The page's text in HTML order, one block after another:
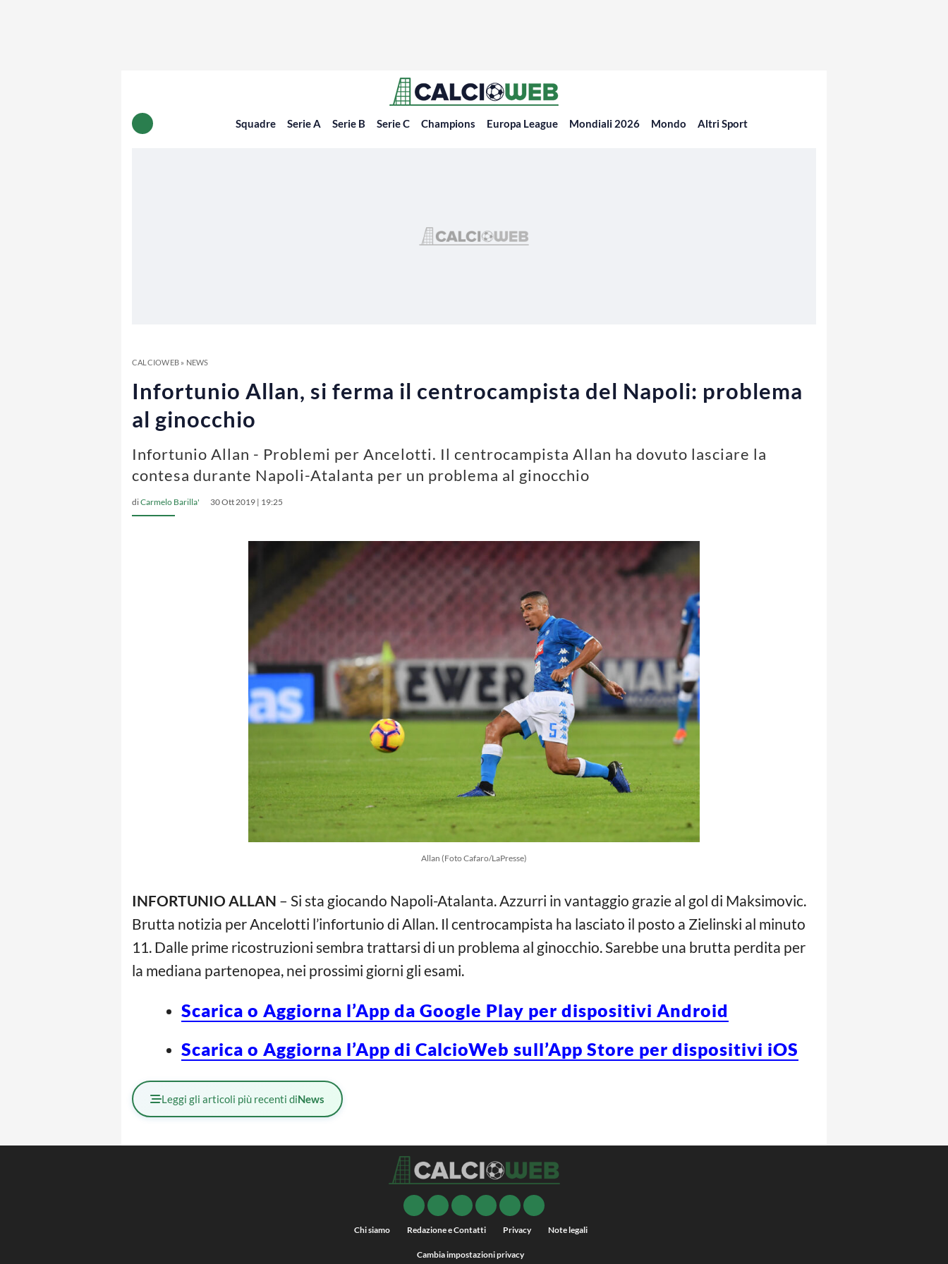
Squadre Serie A Serie B Serie C Champions Europa League Mondiali 2026 Mondo Altri Sport
CALCIOWEB» NEWS
Infortunio Allan, si ferma il centrocampista del Napoli: problema
al ginocchio
Infortunio Allan - Problemi per Ancelotti. Il centrocampista Allan ha dovuto lasciare la
contesa durante Napoli-Atalanta per un problema al ginocchio
diCarmelo Barilla' 30 Ott 2019 | 19:25
Allan (Foto Cafaro/LaPresse)
INFORTUNIO ALLAN – Si sta giocando Napoli-Atalanta. Azzurri in vantaggio grazie al gol di Maksimovic.
Brutta notizia per Ancelotti l’infortunio di Allan. Il centrocampista ha lasciato il posto a Zielinski al minuto
11. Dalle prime ricostruzioni sembra trattarsi di un problema al ginocchio. Sarebbe una brutta perdita per
la mediana partenopea, nei prossimi giorni gli esami.
Scarica o Aggiorna l’App da Google Play per dispositivi Android
Scarica o Aggiorna l’App di CalcioWeb sull’App Store per dispositivi iOS
Leggi gli articoli più recenti diNews
Chi siamo Redazione e Contatti Privacy Note legali
Cambia impostazioni privacy